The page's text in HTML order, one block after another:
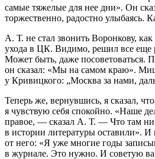
самые тяжелые для нее дни». Он
торжественно, радостно улыбаясь.
А. Т. не стал звонить Воронкову,
ухода в ЦК. Видимо, решил все еще
Может быть, даже посоветоваться.
он сказал: «Мы на самом краю».
у Кривицкого: „Москва за нами,
Теперь же, вернувшись, я сказал,
я чувствую себя спокойно. «Наше
правое, — сказал А. Т. — Что там ни
в истории литературы оставили». И
от него: «Я уже многие годы
в журнале. Это нужно. И советую